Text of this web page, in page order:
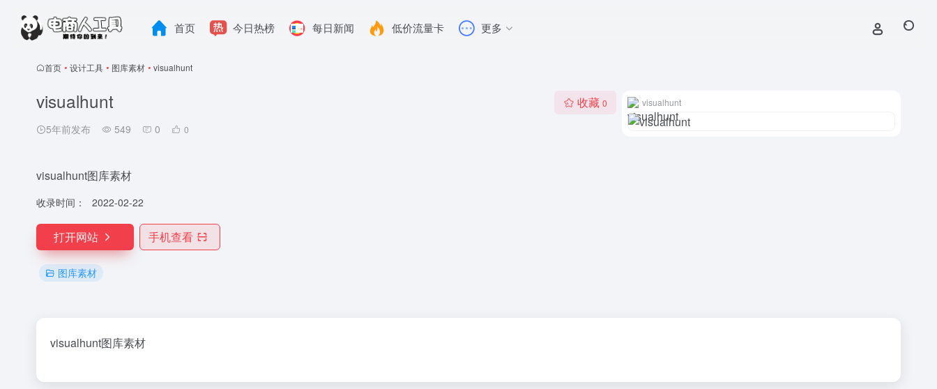
首页 今日热榜 每日新闻 低价流量卡 更多
首页 • 设计工具 • 图库素材 • visualhunt
visualhunt
5年前发布 549 0 0
收藏 0
visualhunt图库素材
收录时间： 2022-02-22
打开网站 手机查看
图库素材
visualhunt
visualhunt图库素材